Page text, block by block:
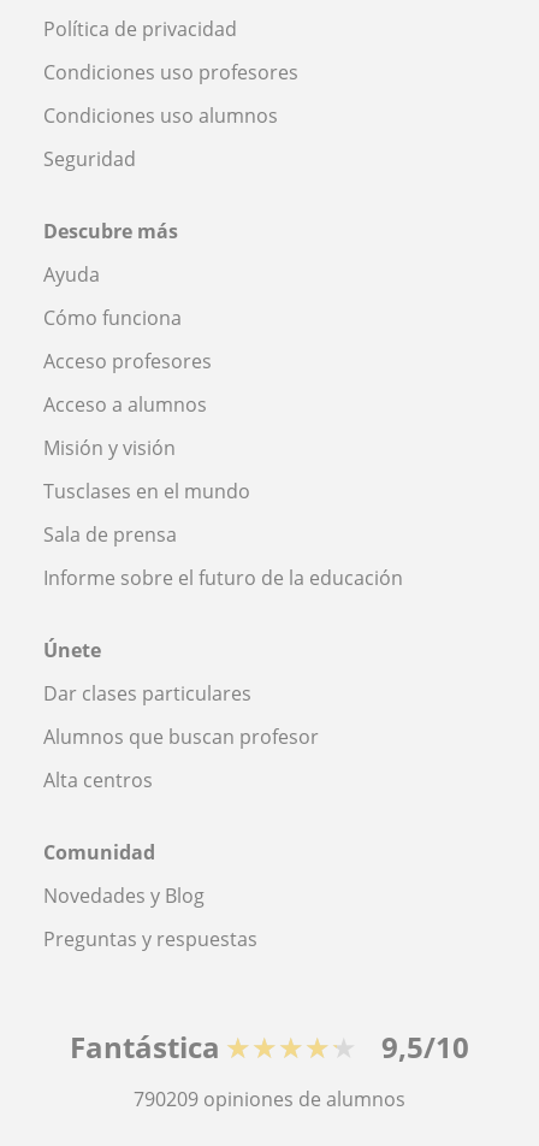
Política de privacidad
Condiciones uso profesores
Condiciones uso alumnos
Seguridad
Descubre más
Ayuda
Cómo funciona
Acceso profesores
Acceso a alumnos
Misión y visión
Tusclases en el mundo
Sala de prensa
Informe sobre el futuro de la educación
Únete
Dar clases particulares
Alumnos que buscan profesor
Alta centros
Comunidad
Novedades y Blog
Preguntas y respuestas
Fantástica ★★★★★ 9,5/10
790209 opiniones de alumnos